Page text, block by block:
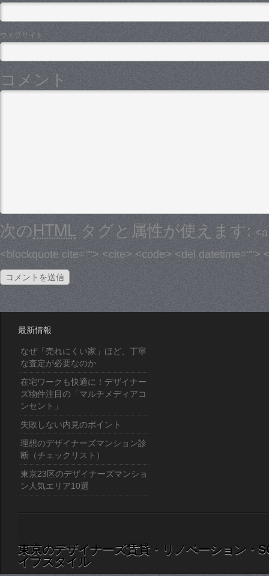
ウェブサイト
コメント
次のHTMLタグと属性が使えます:
<blockquote cite=""> <cite> <code> <del datetime="">
最新情報
なぜ「売れにくい家」ほど、丁寧
な査定が必要なのか
在宅ワークも快適に！デザイナー
ズ物件注目の「マルチメディアコ
ンセント」
失敗しない内見のポイント
理想のデザイナーズマンション診
断（チェックリスト）
東京23区のデザイナーズマンショ
ン人気エリア10選
東京のデザイナーズ賃貸・リノベーション・
イフスタイル